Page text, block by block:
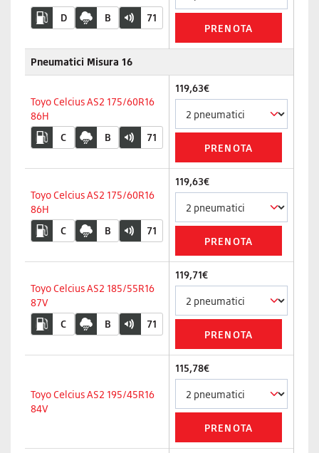
D
B 71
Pneumatici Misura 16
Toyo Celcius AS2 175/60R16
86H
C
B 71
119,63€
Toyo Celcius AS2 175/60R16
86H
C
B 71
119,63€
Toyo Celcius AS2 185/55R16
87V
C
B 71
119,71€
Toyo Celcius AS2 195/45R16
84V
115,78€